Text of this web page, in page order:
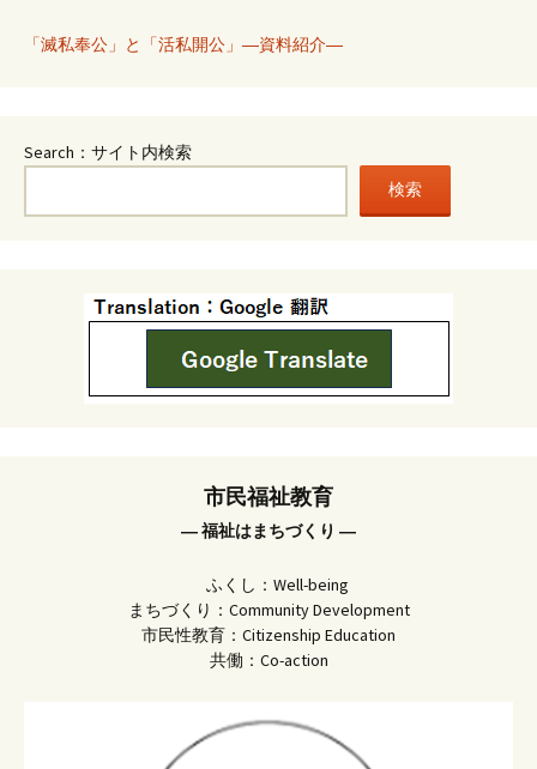
「滅私奉公」と「活私開公」―資料紹介―
Search：サイト内検索
検索
市民福祉教育
― 福祉はまちづくり ―
ふくし：Well-being
まちづくり：Community Development
市民性教育：Citizenship Education
共働：Co-action